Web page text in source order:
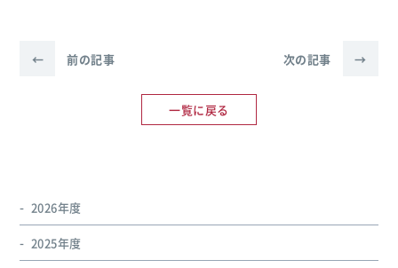
← 前の記事
一覧に戻る
次の記事 →
2026年度
2025年度